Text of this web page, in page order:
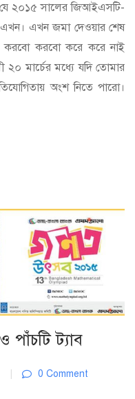
২০১৫ সালের জিআইএসটি-
এখন। এখন জমা দেওয়ার শেষ
করবো করবো করে করে নাই
মার্চের মধ্যে যদি তোমার
অংশ নিতে পারো।
পাঁচটি ট্যাব
0 Comment